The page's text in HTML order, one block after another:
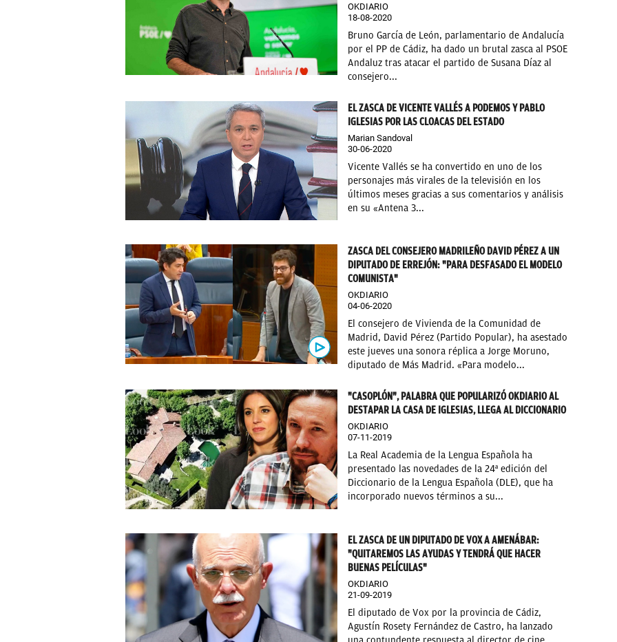
OKDIARIO
18-08-2020
Bruno García de León, parlamentario de Andalucía
por el PP de Cádiz, ha dado un brutal zasca al PSOE
Andaluz tras atacar el partido de Susana Díaz al
consejero...
EL ZASCA DE VICENTE VALLÉS A PODEMOS Y PABLO
IGLESIAS POR LAS CLOACAS DEL ESTADO
Marian Sandoval
30-06-2020
Vicente Vallés se ha convertido en uno de los
personajes más virales de la televisión en los
últimos meses gracias a sus comentarios y análisis
en su «Antena 3...
ZASCA DEL CONSEJERO MADRILEÑO DAVID PÉREZ A UN
DIPUTADO DE ERREJÓN: "PARA DESFASADO EL MODELO
COMUNISTA"
OKDIARIO
04-06-2020
El consejero de Vivienda de la Comunidad de
Madrid, David Pérez (Partido Popular), ha asestado
este jueves una sonora réplica a Jorge Moruno,
diputado de Más Madrid. «Para modelo...
"CASOPLÓN", PALABRA QUE POPULARIZÓ OKDIARIO AL
DESTAPAR LA CASA DE IGLESIAS, LLEGA AL DICCIONARIO
OKDIARIO
07-11-2019
La Real Academia de la Lengua Española ha
presentado las novedades de la 24ª edición del
Diccionario de la Lengua Española (DLE), que ha
incorporado nuevos términos a su...
EL ZASCA DE UN DIPUTADO DE VOX A AMENÁBAR:
"QUITAREMOS LAS AYUDAS Y TENDRÁ QUE HACER
BUENAS PELÍCULAS"
OKDIARIO
21-09-2019
El diputado de Vox por la provincia de Cádiz,
Agustín Rosety Fernández de Castro, ha lanzado